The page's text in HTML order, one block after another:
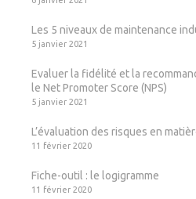
Les 5 niveaux de maintenance
5 janvier 2021
Evaluer la fidélité et la
le Net Promoter Score (NPS)
5 janvier 2021
L’évaluation des risques en
11 février 2020
Fiche-outil : le logigramme
11 février 2020